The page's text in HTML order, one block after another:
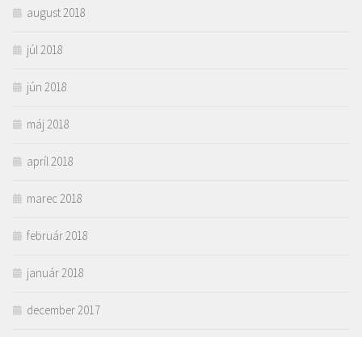
august 2018
júl 2018
jún 2018
máj 2018
apríl 2018
marec 2018
február 2018
január 2018
december 2017